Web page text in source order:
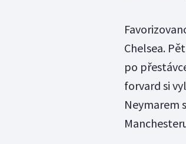
Chelsea.
po
forvard si
Neymarem